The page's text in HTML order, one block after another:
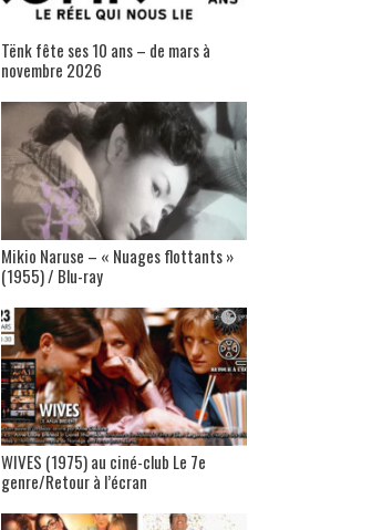
Tënk fête ses 10 ans – de mars à
novembre 2026
Mikio Naruse – « Nuages flottants »
(1955) / Blu-ray
WIVES (1975) au ciné-club Le 7e
genre/Retour à l’écran